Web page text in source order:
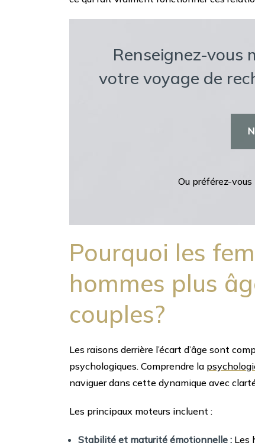
Renseignez-vous
votre voyage de
Ou préférez-
Pourquoi les
hommes plus
couples?
Les raisons derrière l’écart d’âge sont
psychologiques. Comprendre la
naviguer dans cette dynamique avec
Les principaux moteurs incluent :
Stabilité et maturité émotionnelle : Les